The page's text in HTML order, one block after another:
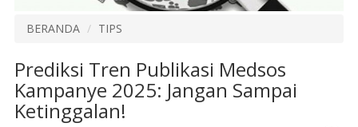
BERANDA TIPS
Prediksi Tren Publikasi Medsos
Kampanye 2025: Jangan Sampai
Ketinggalan!